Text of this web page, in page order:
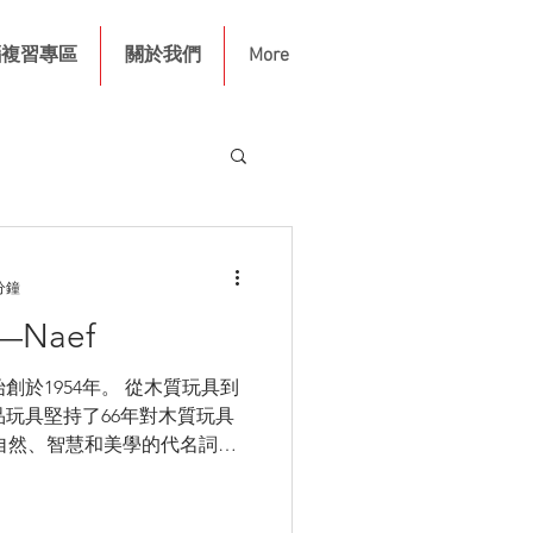
習專區 關於我們 More
於1954年。 從木質玩具到
具堅持了66年對木質玩具
、智慧和美學的代名詞，
鐘